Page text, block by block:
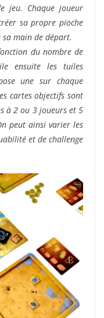
jeu. Chaque joueur
sa propre pioche
main de départ.
du nombre de
ensuite les tuiles
une sur chaque
cartes objectifs sont
à 2 ou 3 joueurs et 5
peut ainsi varier les
et de challenge